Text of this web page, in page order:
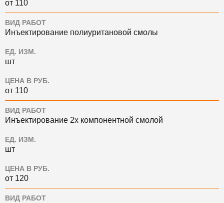
от 110
ВИД РАБОТ
Инъектирование полиуритановой смолы
ЕД. ИЗМ.
шт
ЦЕНА В РУБ.
от 110
ВИД РАБОТ
Инъектирование 2х компонентной смолой
ЕД. ИЗМ.
шт
ЦЕНА В РУБ.
от 120
ВИД РАБОТ